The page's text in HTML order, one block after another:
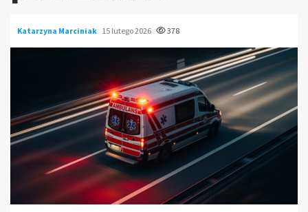
Katarzyna Marciniak 15 lutego 2026 378